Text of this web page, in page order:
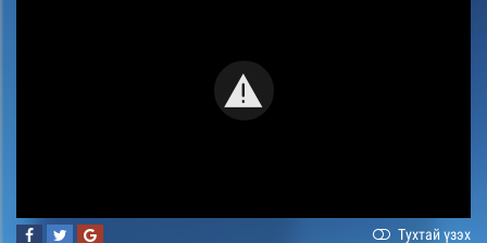
Тухтай үзэх